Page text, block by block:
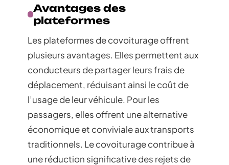
Avantages des
plateformes
Les plateformes de covoiturage offrent
plusieurs avantages. Elles permettent aux
conducteurs de partager leurs frais de
déplacement, réduisant ainsi le coût de
l’usage de leur véhicule. Pour les
passagers, elles offrent une alternative
économique et conviviale aux transports
traditionnels. Le covoiturage contribue à
une réduction significative des rejets de